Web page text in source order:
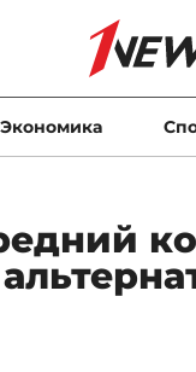
Экономика